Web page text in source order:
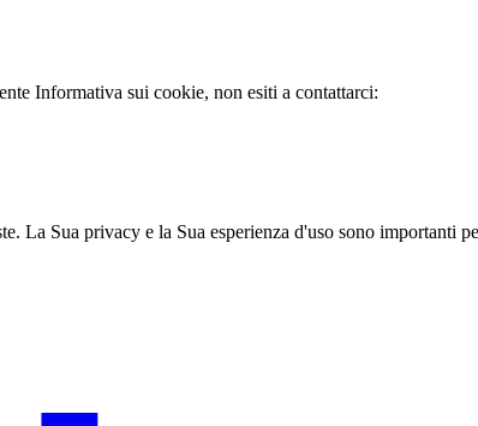
Informativa sui cookie, non esiti a contattarci:
La Sua privacy e la Sua esperienza d'uso sono importanti